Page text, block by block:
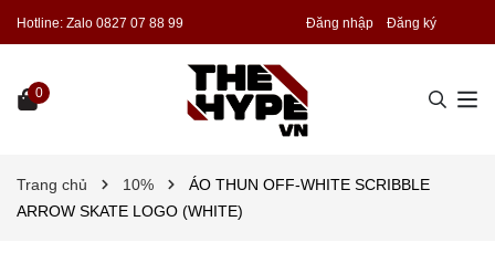
Hotline: Zalo 0827 07 88 99 Đăng nhập Đăng ký
0
Trang chủ 10%
ÁO THUN OFF-WHITE SCRIBBLE
ARROW SKATE LOGO (WHITE)